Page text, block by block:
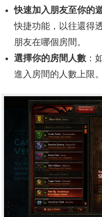
快速加入朋友至你的
快捷功能，以往還得
朋友在哪個房間。
選擇你的房間人數 ：
進入房間的人數上限。